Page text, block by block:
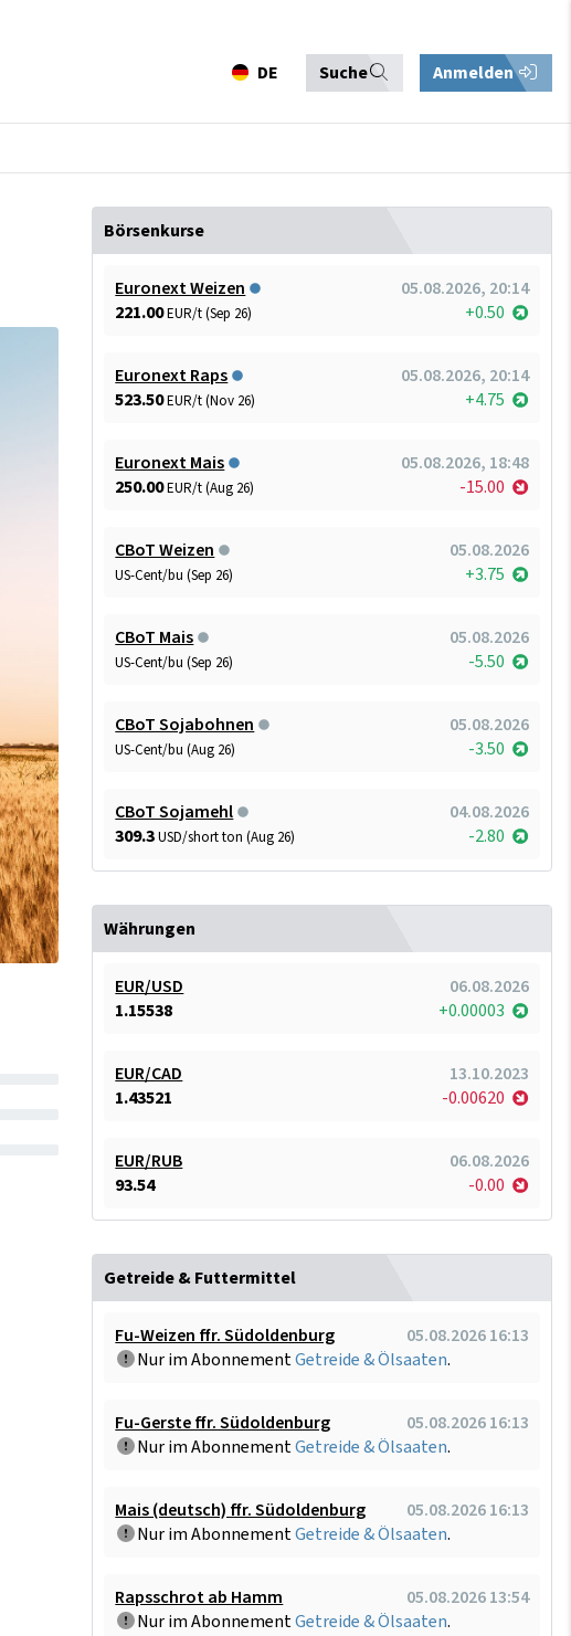
DE Suche Anmelden
Börsenkurse
Euronext Weizen
05.08.2026, 20:14
221.00EUR/t (Sep 26) +0.50
Euronext Raps
05.08.2026, 20:14
523.50EUR/t (Nov 26) +4.75
Euronext Mais
05.08.2026, 18:48
250.00EUR/t (Aug 26) -15.00
CBoT Weizen 05.08.2026
US-Cent/bu (Sep 26) +3.75
CBoT Mais 05.08.2026
US-Cent/bu (Sep 26) -5.50
CBoT Sojabohnen 05.08.2026
US-Cent/bu (Aug 26) -3.50
CBoT Sojamehl
04.08.2026
309.3USD/short ton (Aug 26) -2.80
Währungen
EUR/USD
06.08.2026
1.15538
+0.00003
EUR/CAD
13.10.2023
1.43521
-0.00620
EUR/RUB
06.08.2026
93.54
-0.00
Getreide & Futtermittel
Fu-Weizen ffr. Südoldenburg
05.08.2026 16:13
Nur im AbonnementGetreide & Ölsaaten.
Fu-Gerste ffr. Südoldenburg
05.08.2026 16:13
Nur im AbonnementGetreide & Ölsaaten.
Mais (deutsch) ffr. Südoldenburg
05.08.2026 16:13
Nur im AbonnementGetreide & Ölsaaten.
Rapsschrot ab Hamm
05.08.2026 13:54
Nur im AbonnementGetreide & Ölsaaten.